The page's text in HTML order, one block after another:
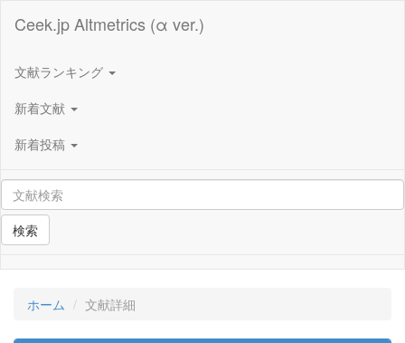
Ceek.jp Altmetrics (α ver.)
文献ランキング
新着文献
新着投稿
検索
ホーム 文献詳細